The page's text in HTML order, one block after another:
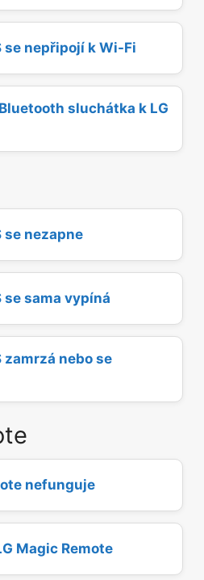
se nepřipojí k Wi-Fi
sluchátka k LG
se nezapne
se sama vypíná
zamrzá nebo se
nefunguje
Magic Remote